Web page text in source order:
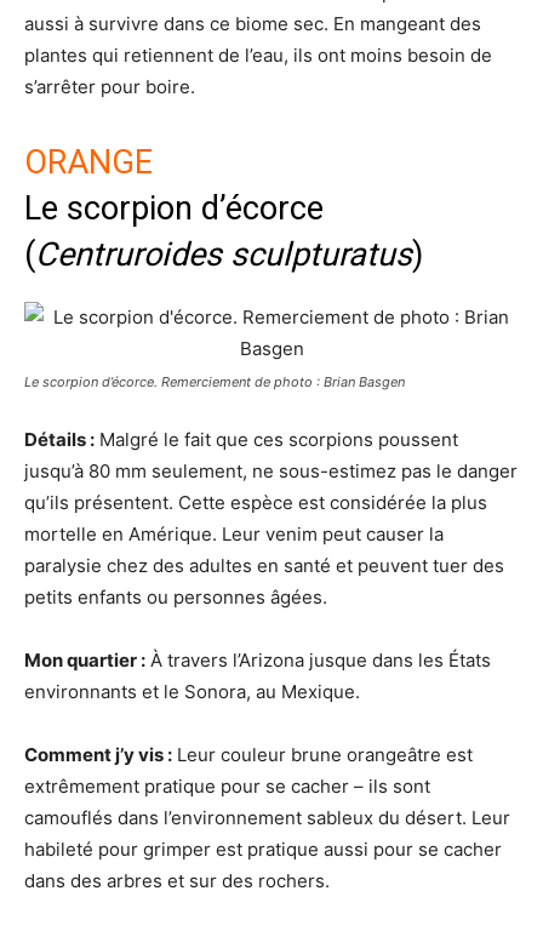
aussi à survivre dans ce biome sec. En mangeant des
plantes qui retiennent de l’eau, ils ont moins besoin de
s’arrêter pour boire.
ORANGE
Le scorpion d’écorce
(Centruroides sculpturatus)
Le scorpion d’écorce. Remerciement de photo : Brian Basgen
Détails : Malgré le fait que ces scorpions poussent
jusqu’à 80 mm seulement, ne sous-estimez pas le danger
qu’ils présentent. Cette espèce est considérée la plus
mortelle en Amérique. Leur venim peut causer la
paralysie chez des adultes en santé et peuvent tuer des
petits enfants ou personnes âgées.
Mon quartier : À travers l’Arizona jusque dans les États
environnants et le Sonora, au Mexique.
Comment j’y vis : Leur couleur brune orangeâtre est
extrêmement pratique pour se cacher – ils sont
camouflés dans l’environnement sableux du désert. Leur
habileté pour grimper est pratique aussi pour se cacher
dans des arbres et sur des rochers.